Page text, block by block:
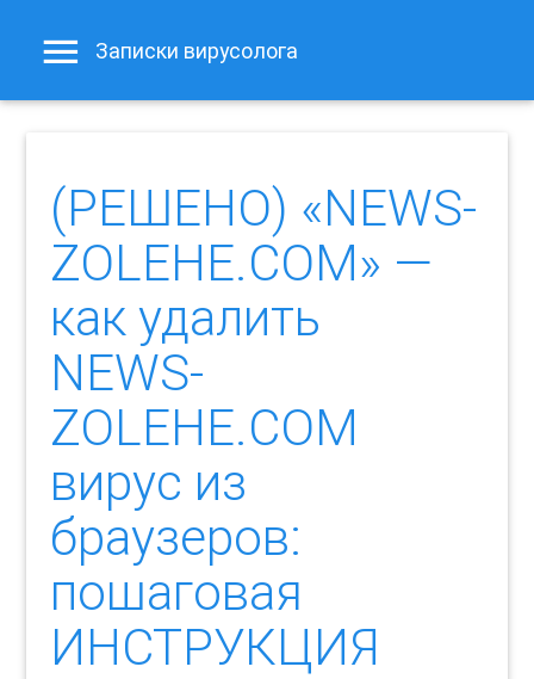
Записки вирусолога
(РЕШЕНО) «NEWS-
ZOLEHE.COM» —
как удалить
NEWS-
ZOLEHE.COM
вирус из
браузеров:
пошаговая
ИНСТРУКЦИЯ